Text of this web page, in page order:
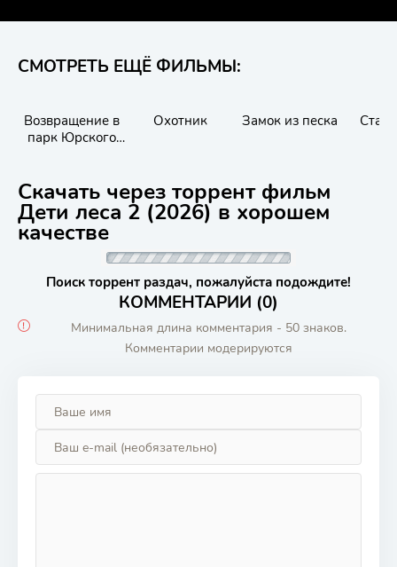
СМОТРЕТЬ ЕЩЁ ФИЛЬМЫ:
Возвращение в
парк Юрского
Охотник Замок из песка
Скачать через торрент фильм
Дети леса 2 (2026) в хорошем
качестве
Поиск торрент раздач, пожалуйста подождите!
КОММЕНТАРИИ (0)
Минимальная длина комментария - 50 знаков.
Комментарии модерируются